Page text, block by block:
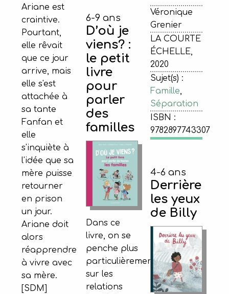
Ariane est
craintive.
Pourtant,
elle rêvait
que ce jour
arrive, mais
elle s'est
attachée à
sa tante
Fanfan et
elle
s'inquiète à
l'idée que sa
mère puisse
retourner
en prison
un jour.
Ariane doit
alors
réapprendre
à vivre avec
sa mère.
[SDM]
Véronique
Grenier
LA COURTE
ÉCHELLE,
2020
Sujet(s) :
Famille,
Séparation
ISBN :
9782897743307
6-9 ans
D’où je
viens? :
le petit
livre
pour
parler
des
familles
Dans ce
livre, on se
penche plus
particulièrement
sur les
relations
4-6 ans
Derrière
les yeux
de Billy